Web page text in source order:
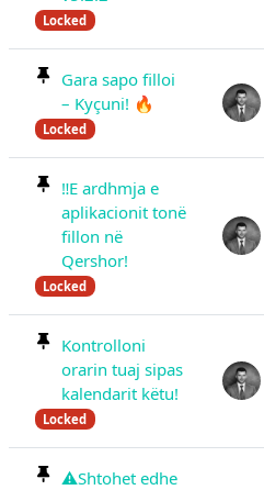
Locked
Gara sapo filloi
– Kyçuni! 🔥
Locked
‼️E ardhmja e
aplikacionit tonë
fillon në
Qershor!
Locked
Kontrolloni
orarin tuaj sipas
kalendarit këtu!
Locked
⚠️Shtohet edhe